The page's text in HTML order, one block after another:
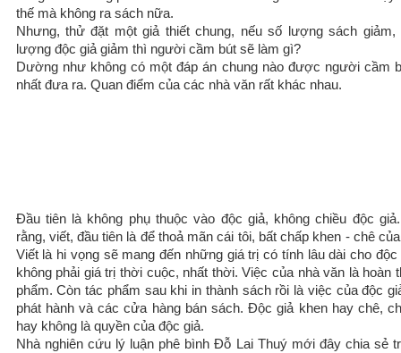
thế mà không ra sách nữa.
Nhưng, thử đặt một giả thiết chung, nếu số lượng sách giảm,
lượng độc giả giảm thì người cầm bút sẽ làm gì?
Dường như không có một đáp án chung nào được người cầm
nhất đưa ra. Quan điểm của các nhà văn rất khác nhau.
Đầu tiên là không phụ thuộc vào độc giả, không chiều độc
rằng, viết, đầu tiên là để thoả mãn cái tôi, bất chấp khen - chê
Viết là hi vọng sẽ mang đến những giá trị có tính lâu dài cho
không phải giá trị thời cuộc, nhất thời. Việc của nhà văn là hoàn
phẩm. Còn tác phẩm sau khi in thành sách rồi là việc của độc
phát hành và các cửa hàng bán sách. Độc giả khen hay chê,
hay không là quyền của độc giả.
Nhà nghiên cứu lý luận phê bình Đỗ Lai Thuý mới đây chia sẻ